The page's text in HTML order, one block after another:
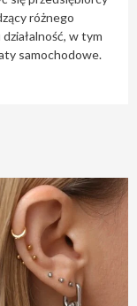
różnego
w tym
samochodowe.